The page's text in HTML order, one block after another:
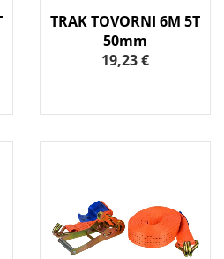
TRAK TOVORNI 6M 5T
50mm
19,23 €